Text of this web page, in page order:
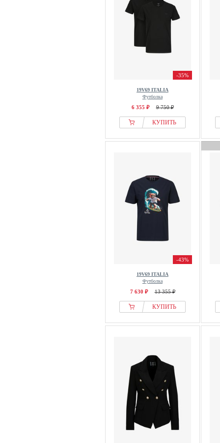
-35%
19V69 ITALIA
Футболка
6 355 ₽ 9 750 ₽
КУПИТЬ
-43%
19V69 ITALIA
Футболка
7 630 ₽ 13 355 ₽
КУПИТЬ